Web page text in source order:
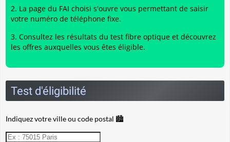
La page du FAI choisi s'ouvre vous permettant de saisir
votre numéro de téléphone fixe.
Consultez les résultats du test fibre optique et découvrez
les offres auxquelles vous êtes éligible.
Test d'éligibilité
Indiquez votre ville ou code postal 🏙️